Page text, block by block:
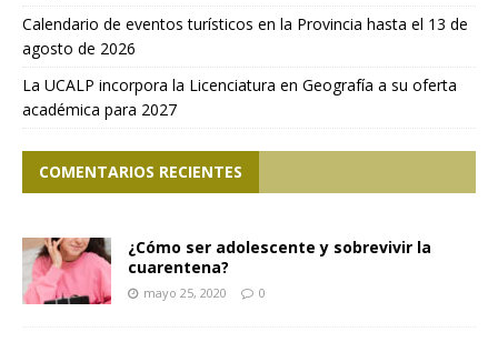
Calendario de eventos turísticos en la Provincia hasta el 13 de
agosto de 2026
La UCALP incorpora la Licenciatura en Geografía a su oferta
académica para 2027
COMENTARIOS RECIENTES
¿Cómo ser adolescente y sobrevivir la
cuarentena?
mayo 25, 2020 0